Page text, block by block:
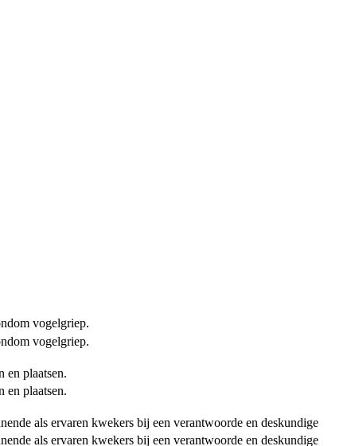
vogelgriep.
vogelgriep.
en plaatsen.
en plaatsen.
als ervaren kwekers bij een verantwoorde en deskundige
als ervaren kwekers bij een verantwoorde en deskundige